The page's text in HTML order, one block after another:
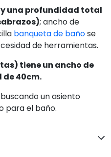
una profundidad total
; ancho de
banqueta de bañose
de herramientas.
tiene un ancho de
40cm.
un asiento
para el baño.